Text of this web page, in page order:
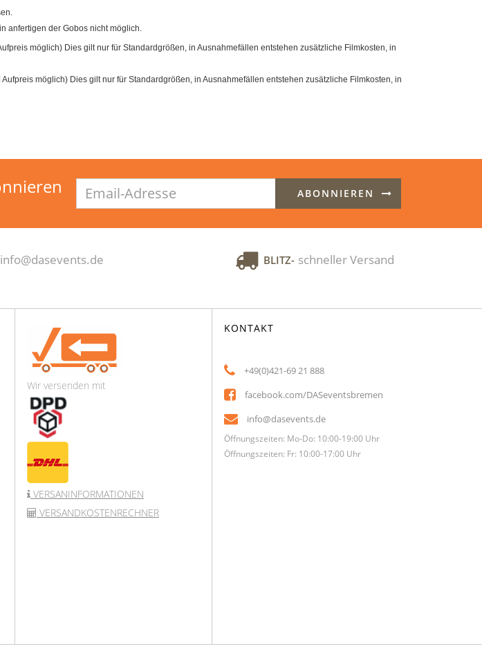
anfertigen der Gobos nicht möglich.
möglich) Dies gilt nur für Standardgrößen, in Ausnahmefällen entstehen zusätzliche Filmkosten, in
möglich) Dies gilt nur für Standardgrößen, in Ausnahmefällen entstehen zusätzliche Filmkosten, in
Adresse
ABONNIEREN
info@dasevents.de BLITZ- schneller Versand
Wir versenden mit
VERSANINFORMATIONEN
VERSANDKOSTENRECHNER
KONTAKT
+49(0)421-69 21 888
facebook.com/DASeventsbremen
info@dasevents.de
Öffnungszeiten: Mo-Do: 10:00-19:00 Uhr
Öffnungszeiten: Fr: 10:00-17:00 Uhr